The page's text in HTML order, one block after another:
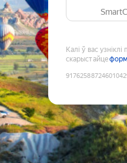
Калі ў вас
скарыстайце